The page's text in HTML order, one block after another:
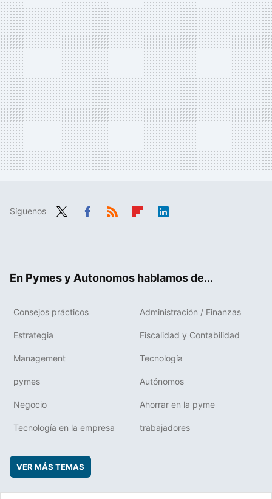
Síguenos
En Pymes y Autonomos hablamos de...
Consejos prácticos Administración / Finanzas
Estrategia Fiscalidad y Contabilidad
Management Tecnología
pymes Autónomos
Negocio Ahorrar en la pyme
Tecnología en la empresa trabajadores
VER MÁS TEMAS